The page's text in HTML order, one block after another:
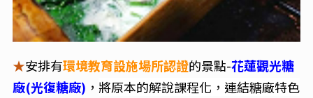
★安排有環境教育設施場所認證的景點-花蓮觀光糖
廠(光復糖廠) ， 將原本的解說課程化，連結糖廠特色